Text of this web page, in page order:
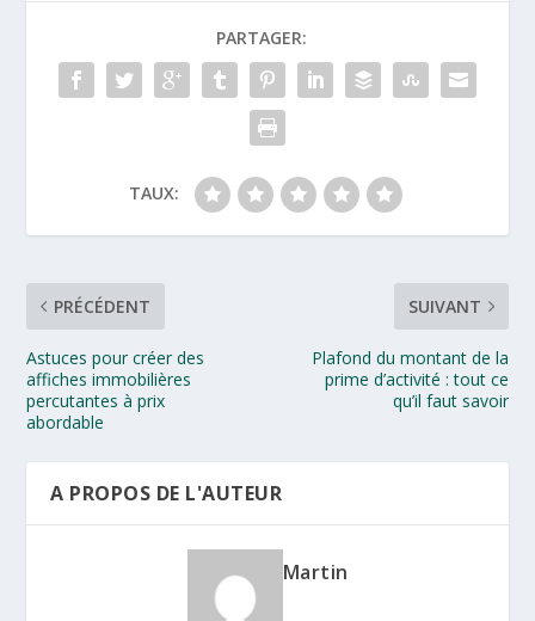
PARTAGER:
TAUX:
PRÉCÉDENT
Astuces pour créer des
affiches immobilières
percutantes à prix
abordable
SUIVANT
Plafond du montant de la
prime d’activité : tout ce
qu’il faut savoir
A PROPOS DE L'AUTEUR
Martin